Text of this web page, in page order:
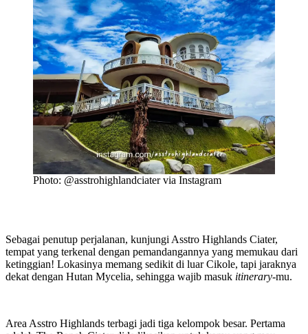
Photo: @asstrohighlandciater via Instagram
Sebagai penutup perjalanan, kunjungi Asstro Highlands Ciater,
tempat yang terkenal dengan pemandangannya yang memukau dari
ketinggian! Lokasinya memang sedikit di luar Cikole, tapi jaraknya
dekat dengan Hutan Mycelia, sehingga wajib masuk itinerary-mu.
Area Asstro Highlands terbagi jadi tiga kelompok besar. Pertama